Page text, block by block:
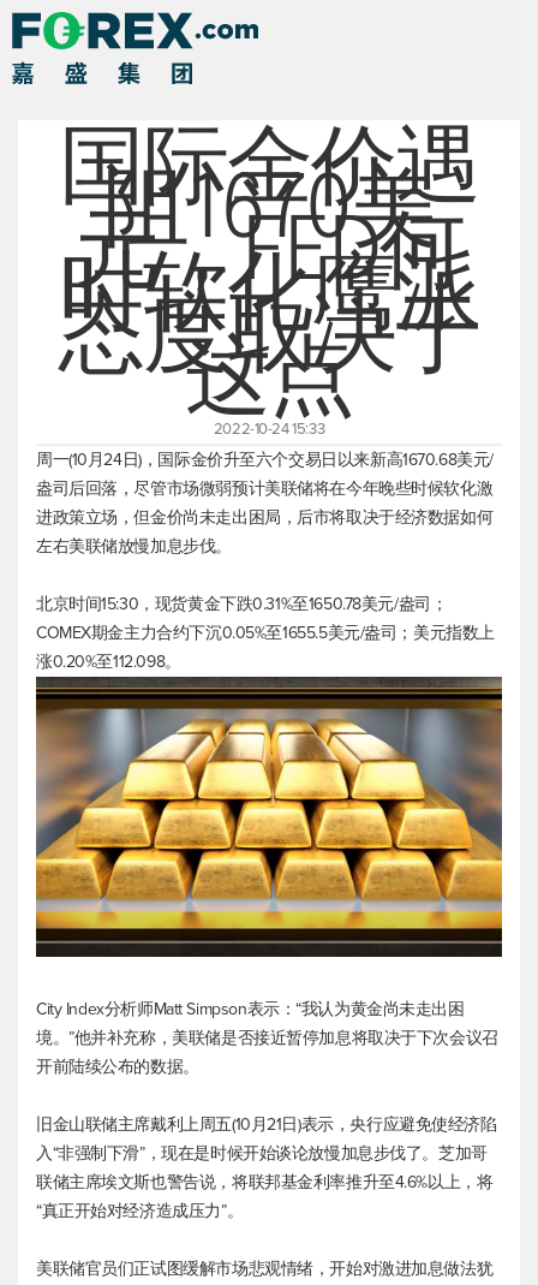
国际金价遇
阻1670美
元，FED何
时软化鹰派
态度取决于
这点
2022-10-24 15:33
周一(10月24日)，国际金价升至六个交易日以来新高1670.68美元/
盎司后回落，尽管市场微弱预计美联储将在今年晚些时候软化激
进政策立场，但金价尚未走出困局，后市将取决于经济数据如何
左右美联储放慢加息步伐。
北京时间15:30， 现货黄金下跌0.31%至1650.78美元/盎司；
COMEX期金主力合约下沉0.05%至1655.5美元/盎司； 美元指数上
涨0.20%至112.098。
City Index分析师Matt Simpson表示：“我认为黄金尚未走出困
境。”他并补充称，美联储是否接近暂停加息将取决于下次会议召
开前陆续公布的数据。
旧金山联储主席戴利上周五(10月21日)表示，央行应避免使经济陷
入“非强制下滑”，现在是时候开始谈论放慢加息步伐了。芝加哥
联储主席埃文斯也警告说，将联邦基金利率推升至4.6%以上，将
“真正开始对经济造成压力”。
美联储官员们正试图缓解市场悲观情绪，开始对激进加息做法犹